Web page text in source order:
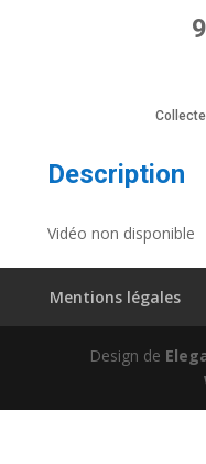
Description
Vidéo non disponible
Mentions légales
Design de